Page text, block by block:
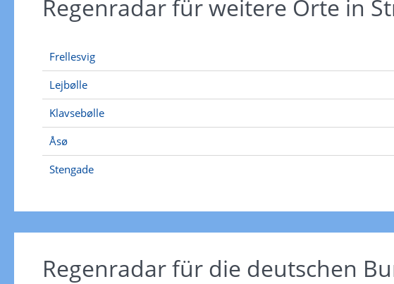
Regenradar für weitere Orte in
Frellesvig
Lejbølle
Klavsebølle
Åsø
Stengade
Regenradar für die deutschen